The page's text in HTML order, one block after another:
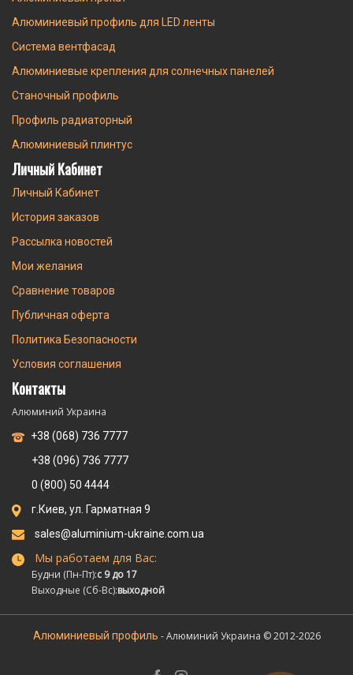
Алюминиевый профиль для LED ленты
Система вентфасад
Алюминиевые крепления для солнечных панелей
Станочный профиль
Профиль радиаторный
Алюминиевый плинтус
Личный Кабинет
Личный Кабинет
История заказов
Рассылка новостей
Мои желания
Сравнение товаров
Публичная оферта
Политика Безопасности
Условия соглашения
Контакты
Алюминий Украина
+38 (068) 736 7777
+38 (096) 736 7777
0 (800) 50 4444
г.Киев, ул. Гарматная 9
sales@aluminium-ukraine.com.ua
Мы работаем для Вас:
Будни (Пн-Пт):с 9 до 17
Выходные (Сб-Вс):выходной
Алюминиевый профиль - Алюминий Украина © 2012-2026